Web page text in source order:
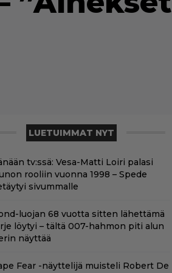
LUETUIMMAT NYT
tv:ssä: Vesa-Matti Loiri palasi
rooliin vuonna 1998 – Spede
sivummalle
luojan 68 vuotta sitten lähettämä
löytyi – tältä 007-hahmon piti alun
näyttää
Fear -näyttelijä muisteli Robert De